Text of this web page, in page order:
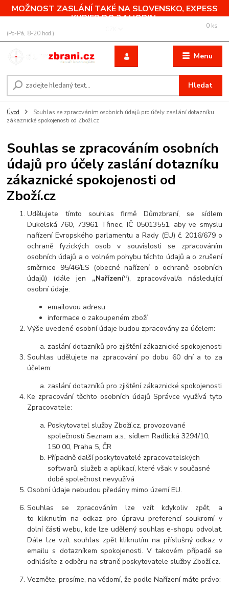
MOŽNOST ZASLÁNÍ TAKÉ NA SLOVENSKO, EXPESS
KURIER DO 24 HODIN.
Menu
Hledat
(Po-Pá, 8-20 hod.)
0 ks
Úvod
Souhlas se zpracováním osobních údajů pro účely zaslání dotazníku
zákaznické spokojenosti od Zboží.cz
Souhlas se zpracováním osobních
údajů pro účely zaslání dotazníku
zákaznické spokojenosti od
Zboží.cz
Udělujete tímto souhlas firmě Důmzbraní, se sídlem
Dukelská 760, 73961 Třinec, IČ 05013551, aby ve smyslu
nařízení Evropského parlamentu a Rady (EU) č. 2016/679 o
ochraně fyzických osob v souvislosti se zpracováním
osobních údajů a o volném pohybu těchto údajů a o zrušení
směrnice 95/46/ES (obecné nařízení o ochraně osobních
údajů) (dále jen „Nařízení“), zpracovával/a následující
osobní údaje:
emailovou adresu
informace o zakoupeném zboží
Výše uvedené osobní údaje budou zpracovány za účelem:
zaslání dotazníků pro zjištění zákaznické spokojenosti
Souhlas udělujete na zpracování po dobu 60 dní a to za
účelem:
zaslání dotazníků pro zjištění zákaznické spokojenosti
Ke zpracování těchto osobních údajů Správce využívá tyto
Zpracovatele:
Poskytovatel služby Zboží.cz, provozované
společností Seznam a.s., sídlem Radlická 3294/10,
150 00, Praha 5, ČR
Případně další poskytovatelé zpracovatelských
softwarů, služeb a aplikací, které však v současné
době společnost nevyužívá
Osobní údaje nebudou předány mimo území EU.
Souhlas se zpracováním lze vzít kdykoliv zpět, a
to kliknutím na odkaz pro úpravu preferencí soukromí v
dolní části webu, kde lze udělený souhlas e-shopu odvolat.
Dále lze vzít souhlas zpět kliknutím na příslušný odkaz v
emailu s dotazníkem spokojenosti. V takovém případě se
odhlásíte z odběru na straně poskytovatele služby Zboží.cz.
Vezměte, prosíme, na vědomí, že podle Nařízení máte právo: